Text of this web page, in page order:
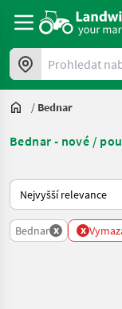
Prohledat nabídky
/ Bednar
Bednar - nové /
Takto se řadí
Bednar x x